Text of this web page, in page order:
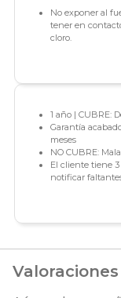
No exponer al
tener en
cloro.
1 año | CUBRE:
Garantía
meses
NO CUBRE:
El cliente tiene
notificar
Valoraciones